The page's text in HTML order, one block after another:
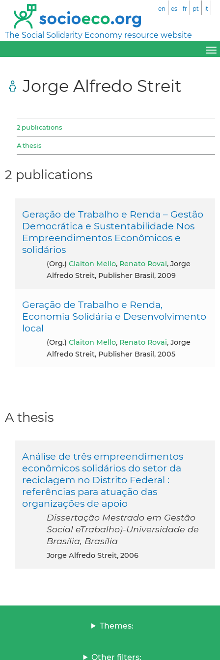
The Social Solidarity Economy resource website
en es fr pt it
Jorge Alfredo Streit
2 publications
A thesis
2 publications
Geração de Trabalho e Renda – Gestão
Democrática e Sustentabilidade Nos
Empreendimentos Econômicos e
solidários
(Org.) Claiton Mello, Renato Rovai, Jorge
Alfredo Streit, Publisher Brasil, 2009
Geração de Trabalho e Renda,
Economia Solidária e Desenvolvimento
local
(Org.) Claiton Mello, Renato Rovai, Jorge
Alfredo Streit, Publisher Brasil, 2005
A thesis
Análise de três empreendimentos
econômicos solidários do setor da
reciclagem no Distrito Federal :
referências para atuação das
organizações de apoio
Dissertação Mestrado em Gestão
Social eTrabalho)-Universidade de
Brasília, Brasília
Jorge Alfredo Streit, 2006
Themes:
Other filters: